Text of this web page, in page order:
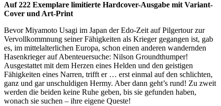
Auf 222 Exemplare limitierte Hardcover-Ausgabe mit Variant-
Cover und Art-Print
Bevor Miyamoto Usagi im Japan der Edo-Zeit auf Pilgertour zur
Vervollkommnung seiner Fähigkeiten als Krieger gegangen ist, gab
es, im mittelalterlichen Europa, schon einen anderen wandernden
Hasenkrieger auf Abenteuersuche: Nilson Groundthumper!
Ausgestattet mit dem Herzen eines Helden und den geistigen
Fähigkeiten eines Narren, trifft er … erst einmal auf den schlichten,
ganz und gar unschuldigen Hermy. Aber dann geht’s rund! Zu zweit
werden die beiden keine Ruhe geben, bis sie gefunden haben,
wonach sie suchen – ihre eigene Queste!